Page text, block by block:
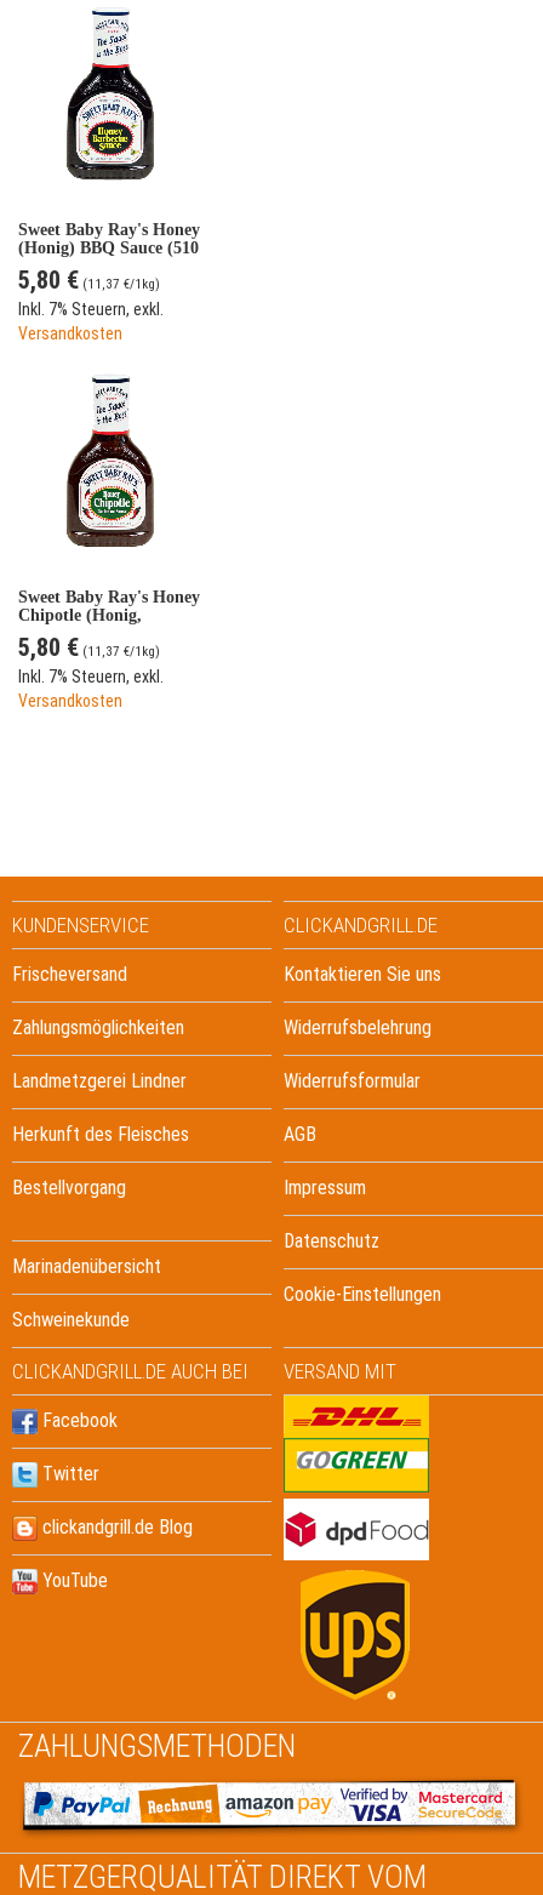
Sweet Baby Ray's Honey
(Honig) BBQ Sauce (510
g)
5,80 € (11,37 €/1kg)
Inkl. 7% Steuern, exkl.
Versandkosten
Sweet Baby Ray's Honey
Chipotle (Honig,
Paprika) BBQ Sauce
(510 g)
5,80 € (11,37 €/1kg)
Inkl. 7% Steuern, exkl.
Versandkosten
KUNDENSERVICE
Frischeversand
Zahlungsmöglichkeiten
Landmetzgerei Lindner
Herkunft des Fleisches
Bestellvorgang
Marinadenübersicht
Schweinekunde
CLICKANDGRILL.DE
Kontaktieren Sie uns
Widerrufsbelehrung
Widerrufsformular
AGB
Impressum
Datenschutz
Cookie-Einstellungen
CLICKANDGRILL.DE AUCH BEI
Facebook
Twitter
clickandgrill.de Blog
YouTube
VERSAND MIT
ZAHLUNGSMETHODEN
METZGERQUALITÄT DIREKT VOM